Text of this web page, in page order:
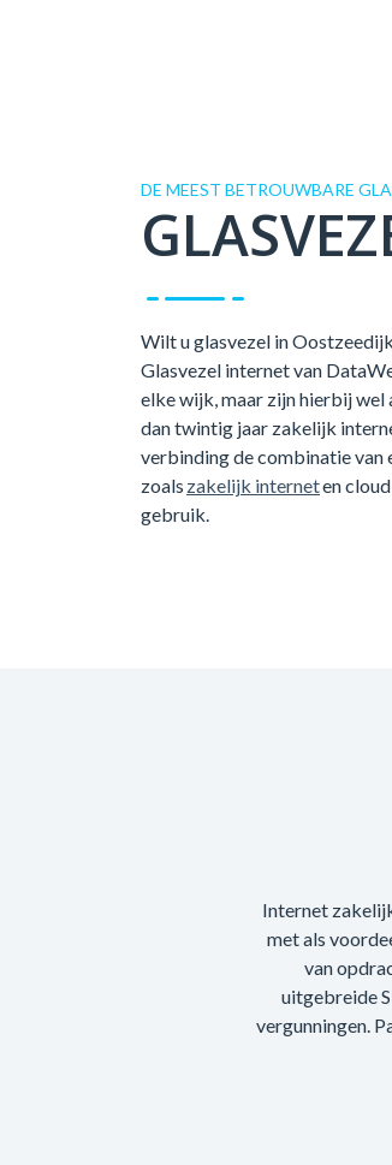
DE MEEST BETROUWBARE
Wilt u glasvezel in
Glasvezel internet van
elke wijk, maar zijn hierbij
dan twintig jaar zakelijk
verbinding de combinatie van
zoals zakelijk interneten
gebruik.
Internet
met als
van
uitgebreide
vergunningen.